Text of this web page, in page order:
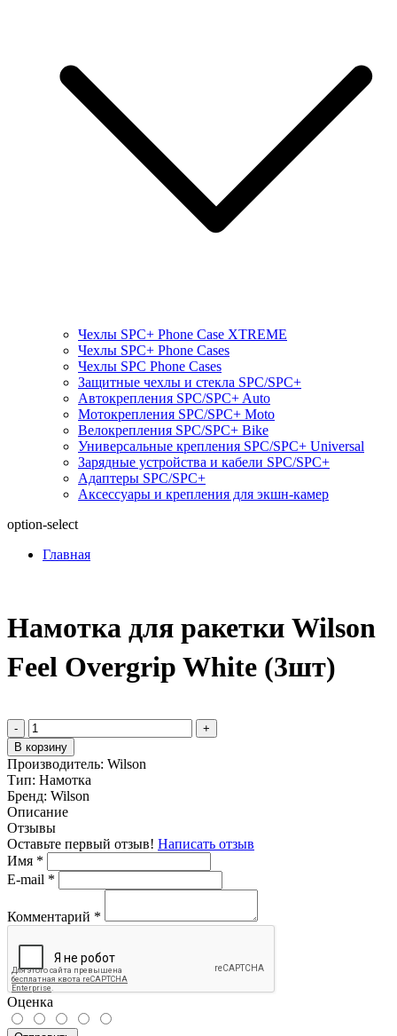
Чехлы SPC+ Phone Case XTREME
Чехлы SPC+ Phone Cases
Чехлы SPС Phone Cases
Защитные чехлы и стекла SPC/SPC+
Автокрепления SPС/SPC+ Auto
Мотокрепления SPС/SPC+ Moto
Велокрепления SPС/SPC+ Bike
Универсальные крепления SPС/SPC+ Universal
Зарядные устройства и кабели SPC/SPC+
Адаптеры SPC/SPC+
Аксессуары и крепления для экшн-камер
option-select
Главная
Намотка для ракетки Wilson
Feel Overgrip White (3шт)
-
+
В корзину
Производитель: Wilson
Тип: Намотка
Бренд: Wilson
Описание
Отзывы
Оставьте первый отзыв! Написать отзыв
Имя *
E-mail *
Комментарий *
Оценка